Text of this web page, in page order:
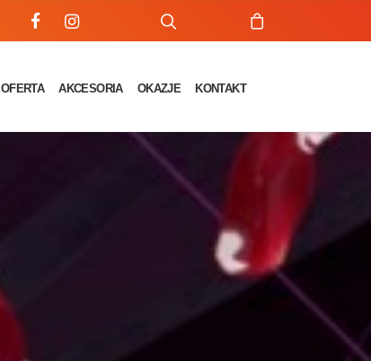
OFERTA AKCESORIA OKAZJE KONTAKT